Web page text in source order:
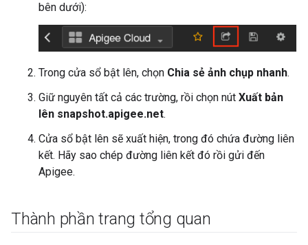
bên dưới):
Trong cửa sổ bật lên, chọn Chia sẻ ảnh chụp nhanh.
Giữ nguyên tất cả các trường, rồi chọn nút Xuất bản
lên snapshot.apigee.net.
Cửa sổ bật lên sẽ xuất hiện, trong đó chứa đường liên
kết. Hãy sao chép đường liên kết đó rồi gửi đến
Apigee.
Thành phần trang tổng quan